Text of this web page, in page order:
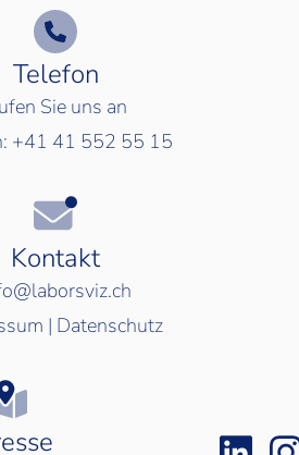
Telefon
Sie uns an
+41 41 552 55 15
Kontakt
| Datenschutz